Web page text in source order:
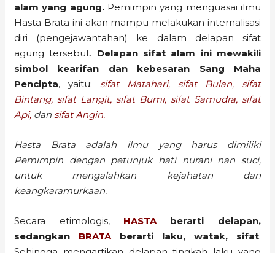
alam yang agung.Pemimpin yang menguasai ilmu
Hasta Brata ini akan mampu melakukan internalisasi
diri (pengejawantahan) ke dalam delapan sifat
agung tersebut. Delapan sifat alam ini mewakili
simbol kearifan dan kebesaran Sang Maha
Pencipta, yaitu; sifat Matahari, sifat Bulan, sifat
Bintang, sifat Langit, sifat Bumi, sifat Samudra, sifat
Api, dan sifat Angin.
Hasta Brata adalah ilmu yang harus dimiliki
Pemimpin dengan petunjuk hati nurani nan suci,
untuk mengalahkan kejahatan dan
keangkaramurkaan.
Secara etimologis, HASTA berarti delapan,
sedangkan BRATA berarti laku, watak, sifat.